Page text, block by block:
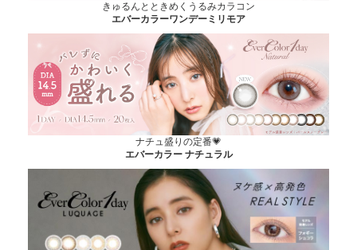
きゅるんとときめくうるみカラコン
エバーカラーワンデーミリモア
ナチュ盛りの定番💗
エバーカラー ナチュラル